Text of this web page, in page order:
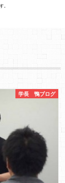
。
学長 鴨ブログ